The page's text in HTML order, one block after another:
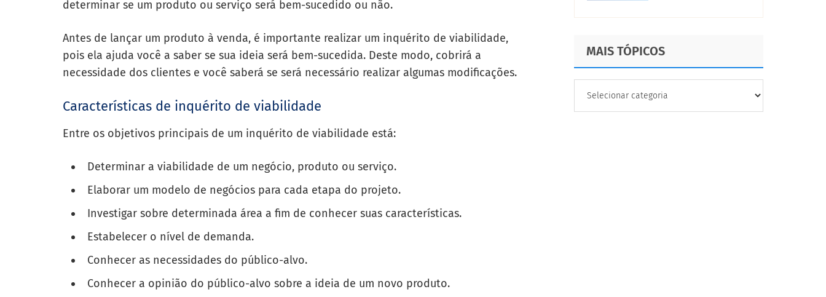
determinar se um produto ou serviço será bem-sucedido ou não.
Antes de lançar um produto à venda, é importante realizar um inquérito de viabilidade,
pois ela ajuda você a saber se sua ideia será bem-sucedida. Deste modo, cobrirá a
necessidade dos clientes e você saberá se será necessário realizar algumas modificações.
Características de inquérito de viabilidade
Entre os objetivos principais de um inquérito de viabilidade está:
Determinar a viabilidade de um negócio, produto ou serviço.
Elaborar um modelo de negócios para cada etapa do projeto.
Investigar sobre determinada área a fim de conhecer suas características.
Estabelecer o nível de demanda.
Conhecer as necessidades do público-alvo.
Conhecer a opinião do público-alvo sobre a ideia de um novo produto.
MAIS TÓPICOS
TÓPICOS